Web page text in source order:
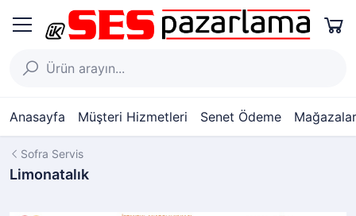
Anasayfa Müşteri Hizmetleri Senet Ödeme
Sofra Servis
Limonatalık